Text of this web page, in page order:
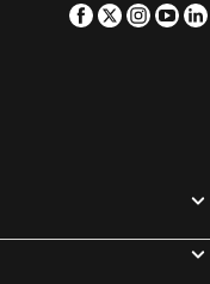
Facebook
Twitter